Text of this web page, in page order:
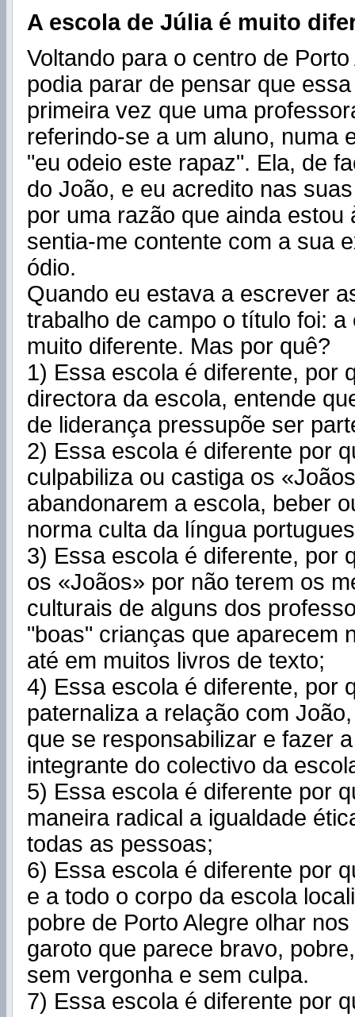
A escola de Júlia é muito
Voltando para o centro de
podia parar de pensar que
primeira vez que uma
referindo-se a um aluno, numa
"eu odeio este rapaz". Ela, de
do João, e eu acredito nas
por uma razão que ainda estou
sentia-me contente com a sua
ódio.
Quando eu estava a escrever
trabalho de campo o título foi: a
muito diferente. Mas por quê?
1) Essa escola é diferente, por
directora da escola, entende
de liderança pressupõe ser
2) Essa escola é diferente por
culpabiliza ou castiga os
abandonarem a escola, beber
norma culta da língua
3) Essa escola é diferente, por
os «Joãos» por não terem os
culturais de alguns dos
"boas" crianças que aparecem
até em muitos livros de texto;
4) Essa escola é diferente, por
paternaliza a relação com
que se responsabilizar e fazer
integrante do colectivo da
5) Essa escola é diferente por
maneira radical a igualdade
todas as pessoas;
6) Essa escola é diferente por
e a todo o corpo da escola
pobre de Porto Alegre olhar
garoto que parece bravo,
sem vergonha e sem culpa.
7) Essa escola é diferente por